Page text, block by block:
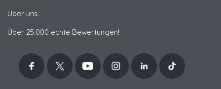
Über uns
Über 25.000 echte Bewertungen!